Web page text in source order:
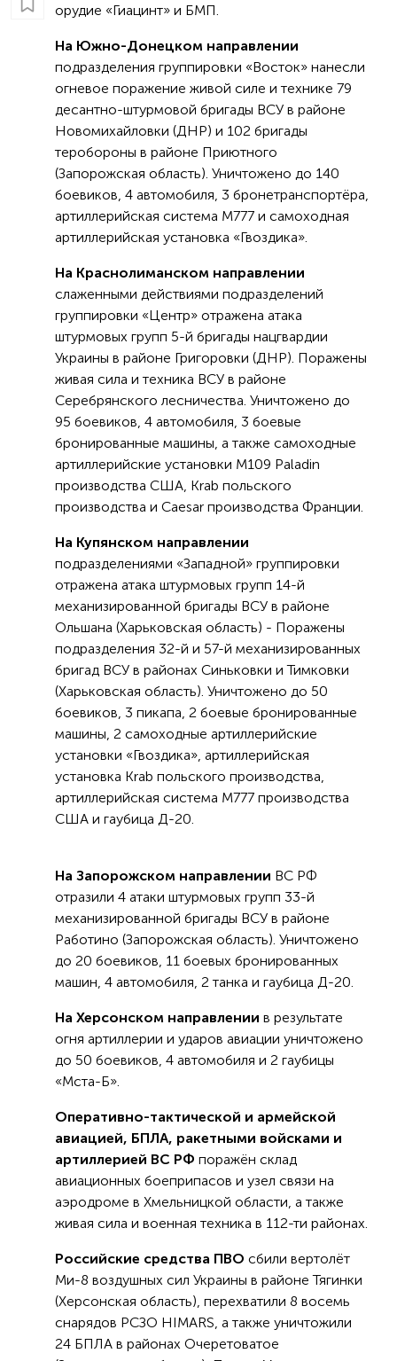
орудие «Гиацинт» и БМП.
На Южно-Донецком направлении
подразделения группировки «Восток» нанесли
огневое поражение живой силе и технике 79
десантно-штурмовой бригады ВСУ в районе
Новомихайловки (ДНР) и 102 бригады
теробороны в районе Приютного
(Запорожская область). Уничтожено до 140
боевиков, 4 автомобиля, 3 бронетранспортёра,
артиллерийская система М777 и самоходная
артиллерийская установка «Гвоздика».
На Краснолиманском направлении
слаженными действиями подразделений
группировки «Центр» отражена атака
штурмовых групп 5-й бригады нацгвардии
Украины в районе Григоровки (ДНР). Поражены
живая сила и техника ВСУ в районе
Серебрянского лесничества. Уничтожено до
95 боевиков, 4 автомобиля, 3 боевые
бронированные машины, а также самоходные
артиллерийские установки М109 Paladin
производства США, Krab польского
производства и Caesar производства Франции.
На Купянском направлении
подразделениями «Западной» группировки
отражена атака штурмовых групп 14-й
механизированной бригады ВСУ в районе
Ольшана (Харьковская область) - Поражены
подразделения 32-й и 57-й механизированных
бригад ВСУ в районах Синьковки и Тимковки
(Харьковская область). Уничтожено до 50
боевиков, 3 пикапа, 2 боевые бронированные
машины, 2 самоходные артиллерийские
установки «Гвоздика», артиллерийская
установка Krab польского производства,
артиллерийская система М777 производства
США и гаубица Д-20.
На Запорожском направлении ВС РФ
отразили 4 атаки штурмовых групп 33-й
механизированной бригады ВСУ в районе
Работино (Запорожская область). Уничтожено
до 20 боевиков, 11 боевых бронированных
машин, 4 автомобиля, 2 танка и гаубица Д-20.
На Херсонском направлении в результате
огня артиллерии и ударов авиации уничтожено
до 50 боевиков, 4 автомобиля и 2 гаубицы
«Мста-Б».
Оперативно-тактической и армейской
авиацией, БПЛА, ракетными войсками и
артиллерией ВС РФ поражён склад
авиационных боеприпасов и узел связи на
аэродроме в Хмельницкой области, а также
живая сила и военная техника в 112-ти районах.
Российские средства ПВО сбили вертолёт
Ми-8 воздушных сил Украины в районе Тягинки
(Херсонская область), перехватили 8 восемь
снарядов РСЗО HIMARS, а также уничтожили
24 БПЛА в районах Очеретоватое